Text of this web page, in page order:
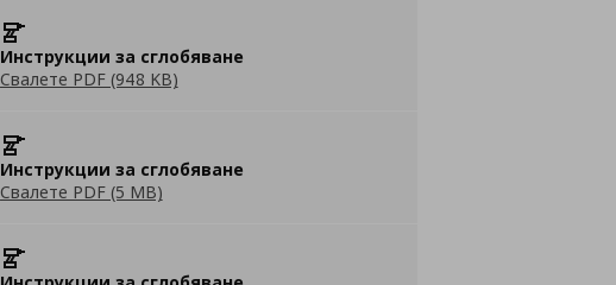
Инструкции за сглобяване
Свалете PDF (948 KB)
Инструкции за сглобяване
Свалете PDF (5 MB)